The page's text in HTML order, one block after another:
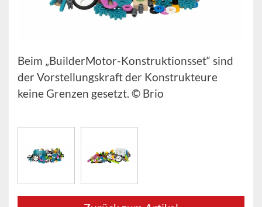
Beim „BuilderMotor-Konstruktionsset“ sind
der Vorstellungskraft der Konstrukteure
keine Grenzen gesetzt. © Brio